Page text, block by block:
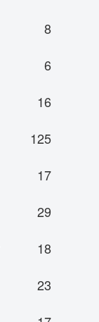
8
6
16
125
17
29
18
23